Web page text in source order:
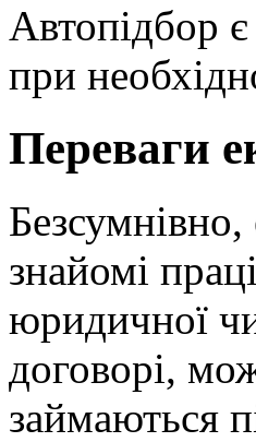
Автопідбор
при
Переваги
знайомі
юридичної
договорі,
займаються